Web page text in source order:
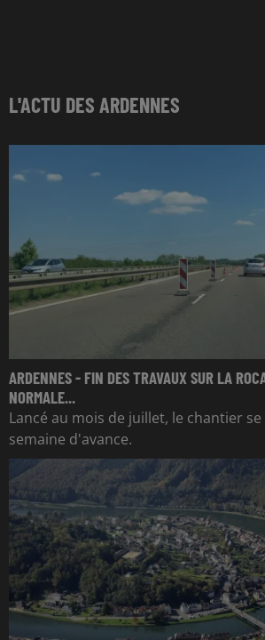
L'ACTU DES ARDENNES
ARDENNES - FIN DES TRAVAUX SUR LA
NORMALE...
Lancé au mois de juillet, le chantier
semaine d'avance.